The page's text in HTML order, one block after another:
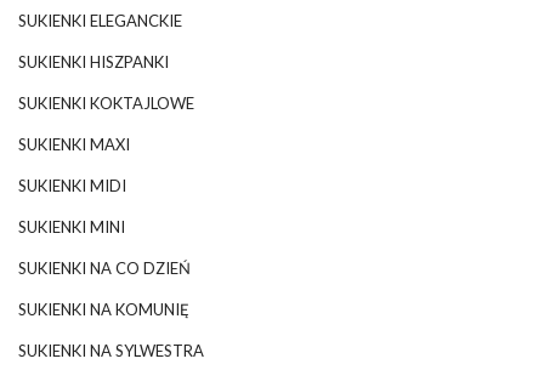
SUKIENKI ELEGANCKIE
SUKIENKI HISZPANKI
SUKIENKI KOKTAJLOWE
SUKIENKI MAXI
SUKIENKI MIDI
SUKIENKI MINI
SUKIENKI NA CO DZIEŃ
SUKIENKI NA KOMUNIĘ
SUKIENKI NA SYLWESTRA